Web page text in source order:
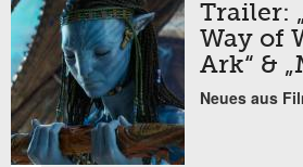
Trailer:
Way of
Ark“ &
Neues aus